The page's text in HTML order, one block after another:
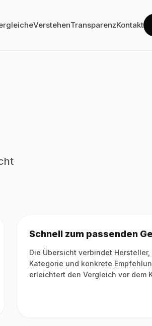
VerstehenTransparenzKontakt
Schnell zum passenden
Die Übersicht verbindet Hersteller,
Kategorie und konkrete
erleichtert den Vergleich vor dem